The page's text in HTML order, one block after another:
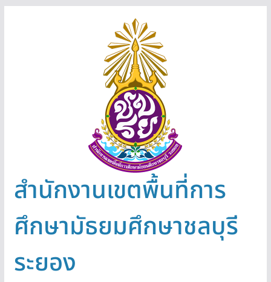
สำนักงานเขตพื้นที่การ
ศึกษามัธยมศึกษาชลบุรี
ระยอง